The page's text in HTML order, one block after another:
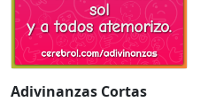
Adivinanzas Cortas